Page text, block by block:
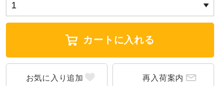
ウォーキングシューズ
カートに入れる
再入荷案内